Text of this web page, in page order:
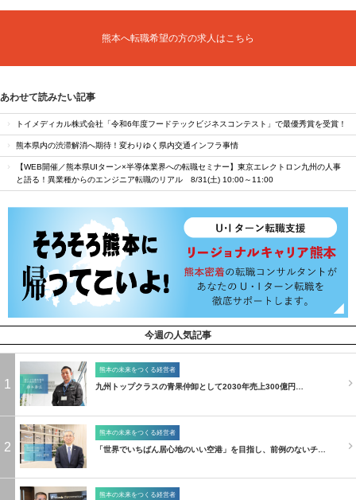
熊本へ転職希望の方の求人はこちら
あわせて読みたい記事
トイメディカル株式会社「令和6年度フードテックビジネスコンテスト」で最優秀賞を受賞！
熊本県内の渋滞解消へ期待！変わりゆく県内交通インフラ事情
【WEB開催／熊本県UIターン×半導体業界への転職セミナー】東京エレクトロン九州の人事
と語る！異業種からのエンジニア転職のリアル 8/31(土) 10:00～11:00
今週の人気記事
1
熊本の未来をつくる経営者
九州トップクラスの青果仲卸として2030年売上300億円…
2
熊本の未来をつくる経営者
「世界でいちばん居心地のいい空港」を目指し、前例のないチ…
熊本の未来をつくる経営者